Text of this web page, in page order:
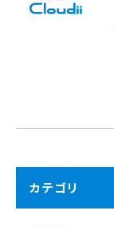
カテゴリ